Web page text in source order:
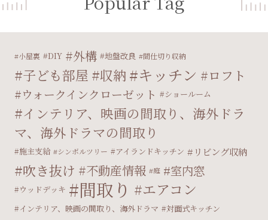
小屋裏 DIY 外構 地盤改良 間仕切り収納
子ども部屋 収納 キッチン ロフト
ウォークインクローゼット ショールーム
インテリア、映画の間取り、海外ドラ
マ、海外ドラマの間取り
施主支給 シンボルツリー アイランドキッチン リビング収納
吹き抜け 不動産情報 庭 室内窓
ウッドデッキ 間取り エアコン
インテリア、映画の間取り、海外ドラマ 対面式キッチン